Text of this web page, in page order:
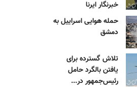
خبرنگار ایرنا
حمله هوایی اسراییل به
دمشق
تلاش گسترده برای
یافتن بالگرد حامل
رئیس‌جمهور در...